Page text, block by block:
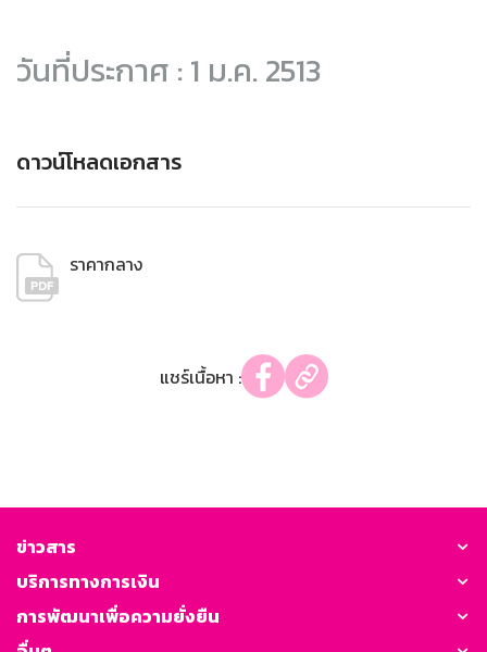
วันที่ประกาศ : 1 ม.ค. 2513
ดาวน์โหลดเอกสาร
ราคากลาง
แชร์เนื้อหา :
ข่าวสาร
บริการทางการเงิน
การพัฒนาเพื่อความยั่งยืน